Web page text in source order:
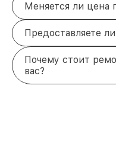
Меняется ли цена
Предоставляете
Почему стоит
вас?